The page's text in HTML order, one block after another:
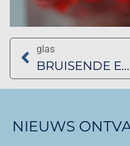
glas
BRUISENDE EXPOSITIE ROTTERDAM ART WEEK
NIEUWS